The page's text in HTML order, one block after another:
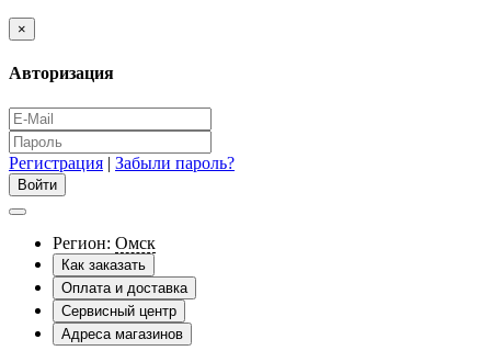
×
Авторизация
Регистрация | Забыли пароль?
Регион: Омск
Как заказать
Оплата и доставка
Сервисный центр
Адреса магазинов